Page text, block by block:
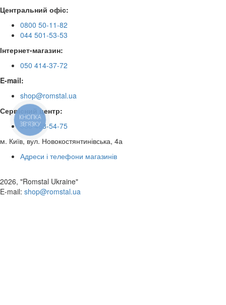
Центральний офіс:
0800 50-11-82
044 501-53-53
Інтернет-магазин:
050 414-37-72
E-mail:
shop@romstal.ua
Сервісний центр:
050 468-54-75
м. Київ, вул. Новокостянтинівська, 4а
Адреси і телефони магазинів
2026, "Romstal Ukraine"
​E-mail: shop@romstal.ua
КНОПКА
ЗВ'ЯЗКУ